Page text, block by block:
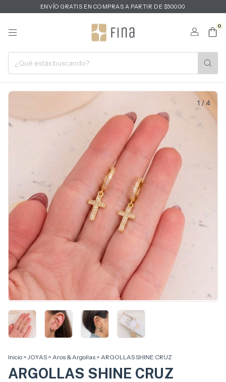
ENVÍO GRATIS EN COMPRAS A PARTIR DE $50000
0
1/4
Inicio > JOYAS > Aros & Argollas > ARGOLLAS SHINE CRUZ
ARGOLLAS SHINE CRUZ